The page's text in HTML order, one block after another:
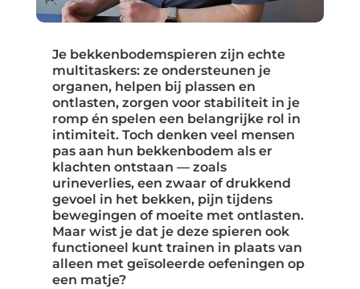
Je bekkenbodemspieren zijn echte
multitaskers: ze ondersteunen je
organen, helpen bij plassen en
ontlasten, zorgen voor stabiliteit in je
romp én spelen een belangrijke rol in
intimiteit. Toch denken veel mensen
pas aan hun bekkenbodem als er
klachten ontstaan — zoals
urineverlies, een zwaar of drukkend
gevoel in het bekken, pijn tijdens
bewegingen of moeite met ontlasten.
Maar wist je dat je deze spieren ook
functioneel kunt trainen in plaats van
alleen met geïsoleerde oefeningen op
een matje?